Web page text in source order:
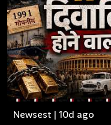
Newsest | 10d ago